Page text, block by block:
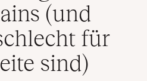
(und
für
sind)